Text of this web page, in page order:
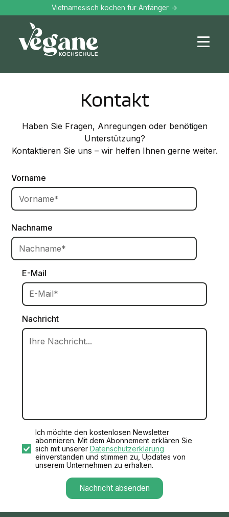
Vietnamesisch kochen für Anfänger ->
Kontakt
Haben Sie Fragen, Anregungen oder benötigen
Unterstützung?
Kontaktieren Sie uns – wir helfen Ihnen gerne weiter.
Vorname
Nachname
E-Mail
Nachricht
Ich möchte den kostenlosen Newsletter
abonnieren. Mit dem Abonnement erklären Sie
sich mit unserer Datenschutzerklärung
einverstanden und stimmen zu, Updates von
unserem Unternehmen zu erhalten.